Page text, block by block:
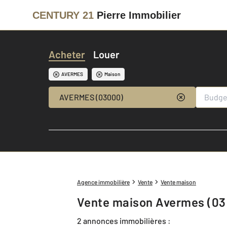
CENTURY 21 Pierre Immobilier
Acheter Louer
AVERMES Maison
AVERMES (03000)
Agence immobilière Vente Vente maison
Vente maison Avermes
2 annonces immobilières :